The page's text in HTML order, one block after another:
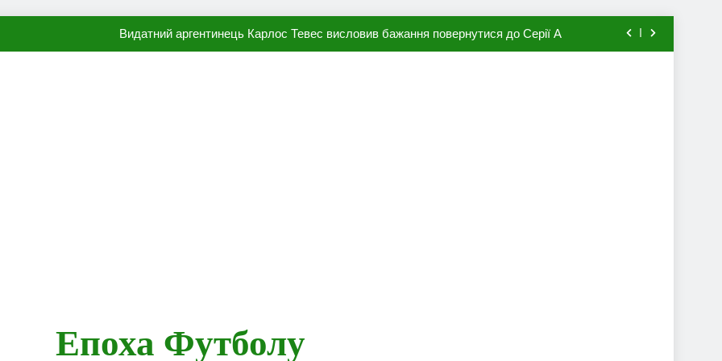
Видатний аргентинець Карлос Тевес висловив бажання повернутися до Серії А
Епоха Футболу